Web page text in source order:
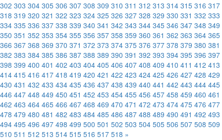
302 303 304 305 306 307 308 309 310 311 312 313 314 315 316 317
318 319 320 321 322 323 324 325 326 327 328 329 330 331 332 333
334 335 336 337 338 339 340 341 342 343 344 345 346 347 348 349
350 351 352 353 354 355 356 357 358 359 360 361 362 363 364 365
366 367 368 369 370 371 372 373 374 375 376 377 378 379 380 381
382 383 384 385 386 387 388 389 390 391 392 393 394 395 396 397
398 399 400 401 402 403 404 405 406 407 408 409 410 411 412 413
414 415 416 417 418 419 420 421 422 423 424 425 426 427 428 429
430 431 432 433 434 435 436 437 438 439 440 441 442 443 444 445
446 447 448 449 450 451 452 453 454 455 456 457 458 459 460 461
462 463 464 465 466 467 468 469 470 471 472 473 474 475 476 477
478 479 480 481 482 483 484 485 486 487 488 489 490 491 492 493
494 495 496 497 498 499 500 501 502 503 504 505 506 507 508 509
510 511 512 513 514 515 516 517 518 »